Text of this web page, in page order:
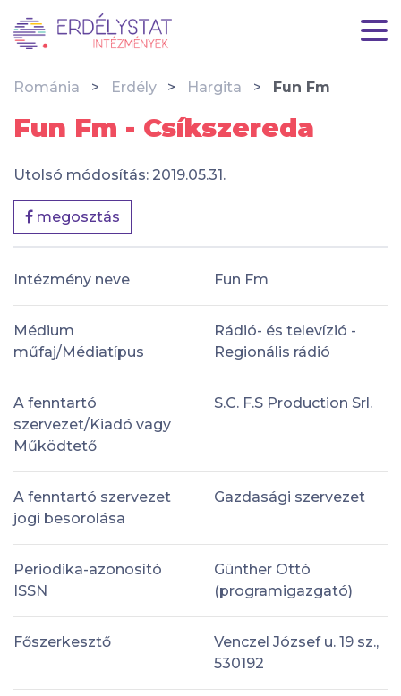
Románia Erdély Hargita Fun Fm
Fun Fm - Csíkszereda
Utolsó módosítás: 2019.05.31.
megosztás
Intézmény neve Fun Fm
Médium
műfaj/Médiatípus
Rádió- és televízió -
Regionális rádió
A fenntartó
szervezet/Kiadó vagy
Működtető
S.C. F.S Production Srl.
A fenntartó szervezet
jogi besorolása
Gazdasági szervezet
Periodika-azonosító
ISSN
Günther Ottó
(programigazgató)
Főszerkesztő
Venczel József u. 19 sz.,
530192